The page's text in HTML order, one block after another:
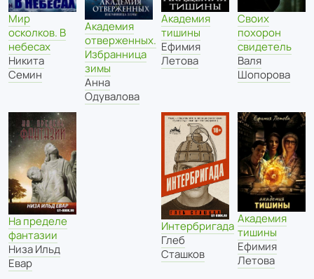
Мир
осколков. В
небесах
Никита
Семин
Академия
отверженных.
Избранница
зимы
Анна
Одувалова
Академия
тишины
Ефимия
Летова
Своих
похорон
свидетель
Валя
Шопорова
На пределе
фантазии
Низа Ильд
Евар
Интербригада
Глеб
Сташков
Академия
тишины
Ефимия
Летова